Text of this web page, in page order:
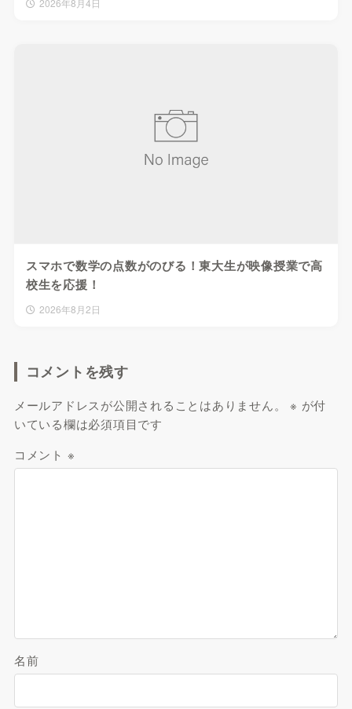
2026年8月4日
スマホで数学の点数がのびる！東大生が映像授業で高
校生を応援！
2026年8月2日
コメントを残す
メールアドレスが公開されることはありません。 ※ が付
いている欄は必須項目です
コメント ※
名前